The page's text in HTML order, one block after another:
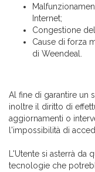
Internet;
Congestione
Cause di forza
di Weendeal.
Al fine di garantire un
inoltre il diritto di
aggiornamenti o
l'impossibilità di
L'Utente si asterrà da
tecnologie che